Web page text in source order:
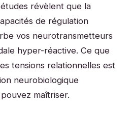
révèlent que la
de régulation
vos neurotransmetteurs
hyper-réactive. Ce que
tensions relationnelles est
neurobiologique
maîtriser.